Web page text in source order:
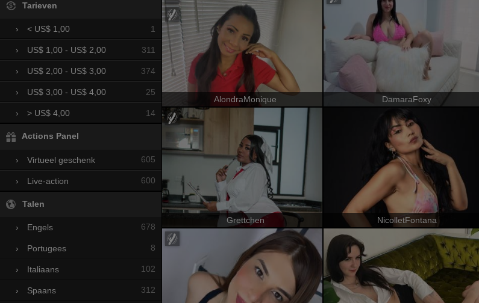
Tarieven
› < US$ 1,00 1
› US$ 1,00 - US$ 2,00 311
› US$ 2,00 - US$ 3,00 374
› US$ 3,00 - US$ 4,00 25
› > US$ 4,00 14
Actions Panel
› Virtueel geschenk 605
› Live-action 600
Talen
› Engels 678
› Portugees 8
› Italiaans 102
› Spaans 312
AlondraMonique DamaraFoxy
Grettchen NicolletFontana